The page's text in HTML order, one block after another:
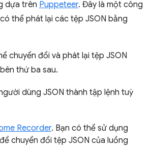
dựa trên Puppeteer. Đây là một công
thể phát lại các tệp JSON bằng
chuyển đổi và phát lại tệp JSON
thứ ba sau.
dùng JSON thành tập lệnh tuỳ
Recorder. Bạn có thể sử dụng
chuyển đổi tệp JSON của luồng